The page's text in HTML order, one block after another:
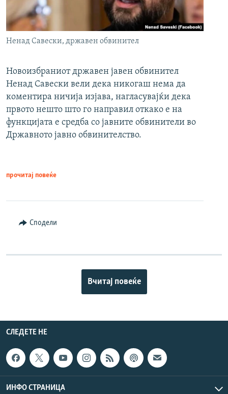
Ненад Савески, државен обвинител
Новоизбраниот државен јавен обвинител
Ненад Савески вели дека никогаш нема да
коментира ничија изјава, нагласувајќи дека
првото нешто што го направил откако е на
функцијата е средба со јавните обвинители во
Државното јавно обвинителство.
прочитај повеќе
Сподели
Вчитај повеќе
СЛЕДЕТЕ НЕ
ИНФО СТРАНИЦА